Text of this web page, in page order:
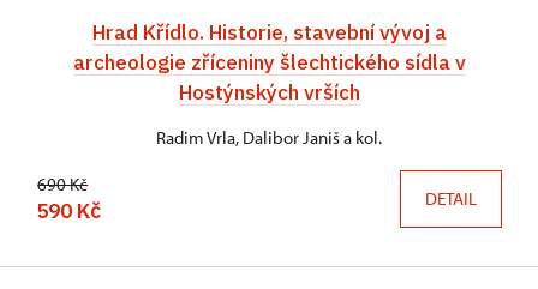
Hrad Křídlo. Historie, stavební vývoj a
archeologie zříceniny šlechtického sídla v
Hostýnských vrších
Radim Vrla, Dalibor Janiš a kol.
690 Kč
590 Kč DETAIL